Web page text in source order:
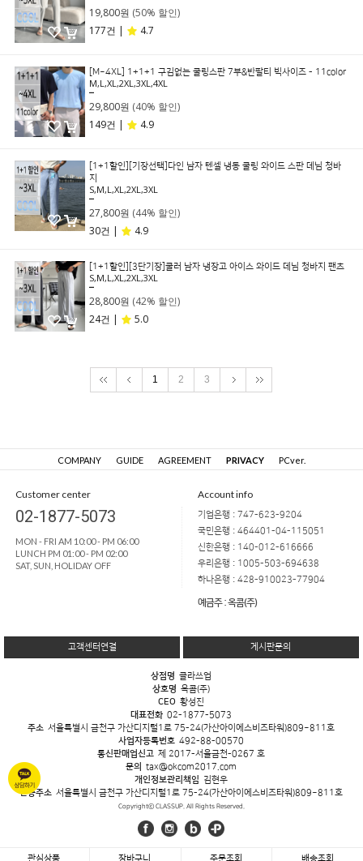
19,800원 (50% 할인)
177건 |
4.7
[M~4XL] 1+1+1 구김없는 쿨링스판 7부&반팔티 빅사이즈 - 11color
M,L,XL,2XL,3XL,4XL
29,800원 (40% 할인)
149건 |
4.9
[1+1할인][기장선택]다인 남자 텐셀 냉동 쿨링 와이드 스판 데님 청바
지
S,M,L,XL,2XL,3XL
27,800원 (44% 할인)
30건 |
4.9
[1+1할인][3단기장]쿨러 남자 냉장고 아이스 와이드 데님 청바지 팬츠
S,M,L,XL,2XL,3XL
28,800원 (42% 할인)
24건 |
5.0
1 2 3
COMPANY GUIDE AGREEMENT PRIVACY PCver.
Customer center
02-1877-5073
MON - FRI AM 10:00 - PM 06:00
LUNCH PM 01:00 - PM 02:00
SAT, SUN, HOLIDAY OFF
Account info
기업은행 : 747-623-9204
국민은행 : 464401-04-115051
신한은행 : 140-012-616666
우리은행 : 1005-503-694638
하나은행 : 428-910023-77904
예금주 : 옥콤(주)
고객센터연결 게시판문의
상점명 클라쓰업
상호명 옥콤(주)
CEO 황성진
대표전화 02-1877-5073
주소 서울특별시 금천구 가산디지털1로 75-24(가산아이에스비즈타워)809~811호
사업자등록번호 492-88-00570
통신판매업신고 제 2017-서울금천-0267 호
문의 tax@okcom2017.com
개인정보관리책임 김현우
반송주소 서울특별시 금천구 가산디지털1로 75-24(가산아이에스비즈타워)809~811호
Copyrightⓒ CLASSUP. All Rights Reserved.
관심상품 장바구니 주문조회 배송조회